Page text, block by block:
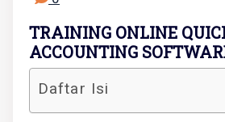
TRAINING ONLINE
ACCOUNTING
Daftar Isi